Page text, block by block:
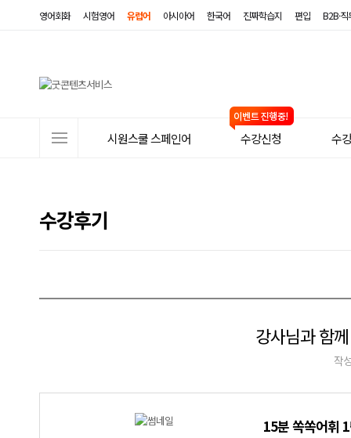
영어회화 시험영어 유럽어 아시아어 한국어 진짜학습지 편입 B2B·
뉴
시원스쿨 스페인어 수강신청 수
수강후기
강사님과 함
작
15분 쏙쏙어휘